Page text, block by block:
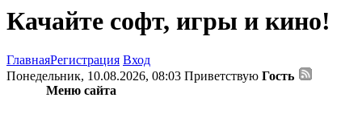
Качайте софт, игры и кино!
ГлавнаяРегистрация Вход
Понедельник, 10.08.2026, 08:03 Приветствую Гость
Меню сайта